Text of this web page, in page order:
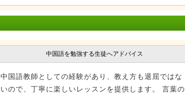
中国語を勉強する生徒へアドバイス
中国語教師としての経験があり、教え方も退屈ではな
いので、丁寧に楽しいレッスンを提供します。 言葉の